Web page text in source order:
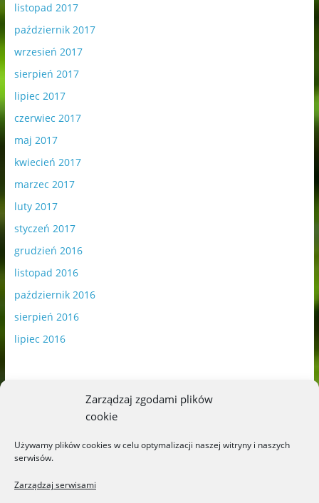
Zarządzaj zgodami plików
cookie
Używamy plików cookies w celu optymalizacji naszej witryny i naszych
serwisów.
Zarządzaj serwisami
listopad 2017
październik 2017
wrzesień 2017
sierpień 2017
lipiec 2017
czerwiec 2017
maj 2017
kwiecień 2017
marzec 2017
luty 2017
styczeń 2017
grudzień 2016
listopad 2016
październik 2016
sierpień 2016
lipiec 2016